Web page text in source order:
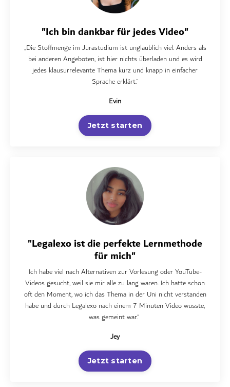
"Ich bin dankbar für jedes Video"
„Die Stoffmenge im Jurastudium ist unglaublich viel. Anders als
bei anderen Angeboten, ist hier nichts überladen und es wird
jedes klausurrelevante Thema kurz und knapp in einfacher
Sprache erklärt.“
Evin
Jetzt starten
"Legalexo ist die perfekte Lernmethode
für mich"
Ich habe viel nach Alternativen zur Vorlesung oder YouTube-
Videos gesucht, weil sie mir alle zu lang waren. Ich hatte schon
oft den Moment, wo ich das Thema in der Uni nicht verstanden
habe und durch Legalexo nach einem 7 Minuten Video wusste,
was gemeint war.“
Jey
Jetzt starten